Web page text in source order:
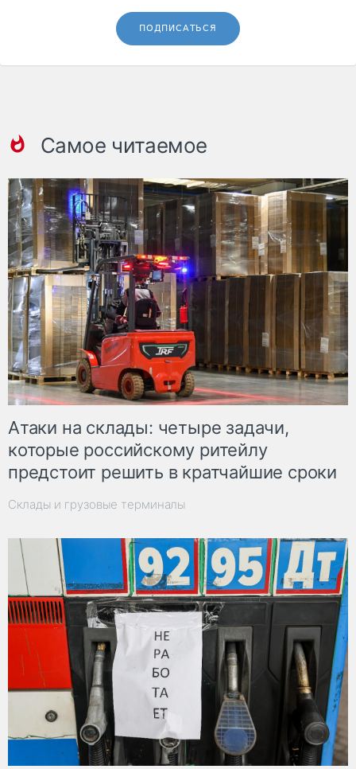
ПОДПИСАТЬСЯ
Самое читаемое
Атаки на склады: четыре задачи,
которые российскому ритейлу
предстоит решить в кратчайшие сроки
Склады и грузовые терминалы